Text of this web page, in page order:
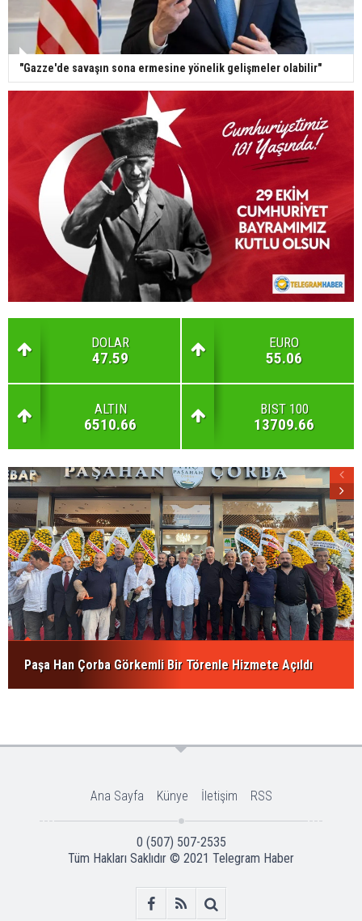
"Gazze'de savaşın sona ermesine yönelik gelişmeler olabilir"
DOLAR
47.59
EURO
55.06
ALTIN
6510.66
BIST 100
13709.66
Paşa Han Çorba Görkemli Bir Törenle Hizmete Açıldı
Ana Sayfa Künye İletişim RSS
0 (507) 507-2535
Tüm Hakları Saklıdır © 2021 Telegram Haber